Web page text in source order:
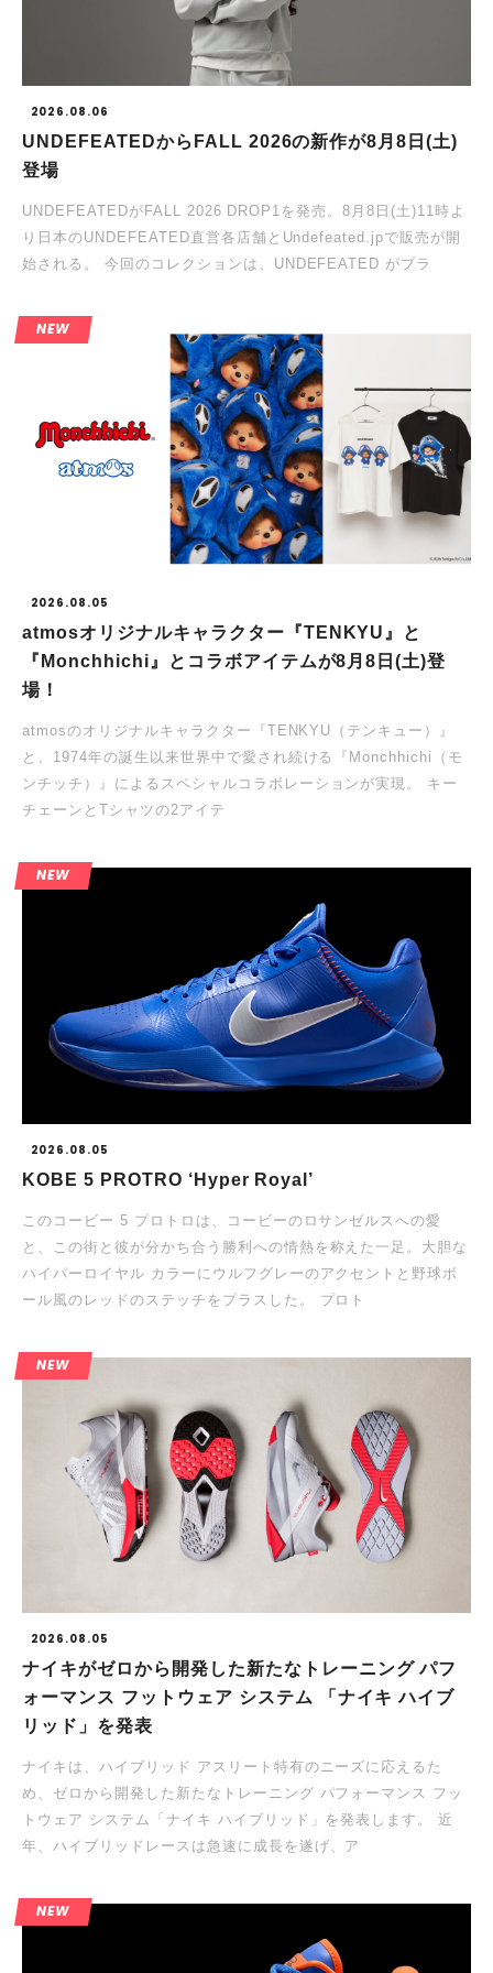
2026.08.06
UNDEFEATEDからFALL 2026の新作が8⽉8⽇(⼟)
登場
UNDEFEATEDがFALL 2026 DROP1を発売。8⽉8⽇(⼟)11時よ
り⽇本のUNDEFEATED直営各店舗とUndefeated.jpで販売が開
始される。 今回のコレクションは、UNDEFEATED がブラ
NEW
2026.08.05
atmosオリジナルキャラクター『TENKYU』と
『Monchhichi』とコラボアイテムが8月8日(土)登
場！
atmosのオリジナルキャラクター『TENKYU（テンキュー）』
と、1974年の誕生以来世界中で愛され続ける『Monchhichi（モ
ンチッチ）』によるスペシャルコラボレーションが実現。 キー
チェーンとTシャツの2アイテ
NEW
2026.08.05
KOBE 5 PROTRO ‘Hyper Royal’
このコービー 5 プロトロは、コービーのロサンゼルスへの愛
と、この街と彼が分かち合う勝利への情熱を称えた一足。大胆な
ハイパーロイヤル カラーにウルフグレーのアクセントと野球ボ
ール風のレッドのステッチをプラスした。 プロト
NEW
2026.08.05
ナイキがゼロから開発した新たなトレーニング パフ
ォーマンス フットウェア システム 「ナイキ ハイブ
リッド」を発表
ナイキは、ハイブリッド アスリート特有のニーズに応えるた
め、ゼロから開発した新たなトレーニング パフォーマンス フッ
トウェア システム「ナイキ ハイブリッド」を発表します。 近
年、ハイブリッドレースは急速に成長を遂げ、ア
NEW